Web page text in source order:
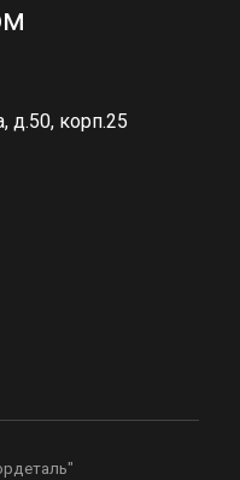
д.50, корп.25